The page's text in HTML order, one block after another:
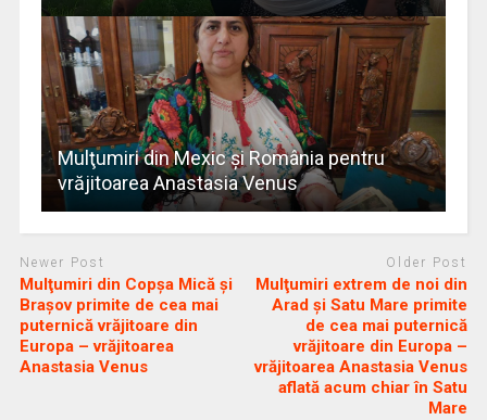
Mulţumiri din Mexic și România pentru
vrăjitoarea Anastasia Venus
Newer Post
Mulţumiri din Copșa Mică și
Brașov primite de cea mai
puternică vrăjitoare din
Europa – vrăjitoarea
Anastasia Venus
Older Post
Mulţumiri extrem de noi din
Arad și Satu Mare primite
de cea mai puternică
vrăjitoare din Europa –
vrăjitoarea Anastasia Venus
aflată acum chiar în Satu
Mare